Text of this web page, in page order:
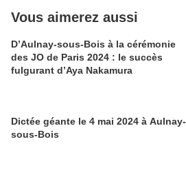
Vous aimerez aussi
D’Aulnay-sous-Bois à la cérémonie
des JO de Paris 2024 : le succès
fulgurant d’Aya Nakamura
Dictée géante le 4 mai 2024 à Aulnay-
sous-Bois